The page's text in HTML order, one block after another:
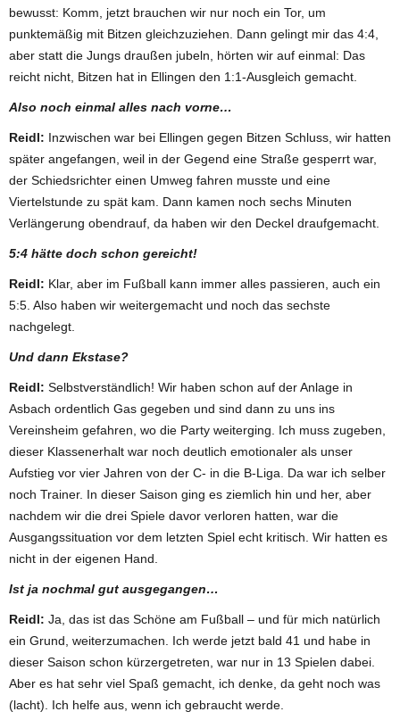
bewusst: Komm, jetzt brauchen wir nur noch ein Tor, um
punktemäßig mit Bitzen gleichzuziehen. Dann gelingt mir das 4:4,
aber statt die Jungs draußen jubeln, hörten wir auf einmal: Das
reicht nicht, Bitzen hat in Ellingen den 1:1-Ausgleich gemacht.
Also noch einmal alles nach vorne…
Reidl: Inzwischen war bei Ellingen gegen Bitzen Schluss, wir hatten
später angefangen, weil in der Gegend eine Straße gesperrt war,
der Schiedsrichter einen Umweg fahren musste und eine
Viertelstunde zu spät kam. Dann kamen noch sechs Minuten
Verlängerung obendrauf, da haben wir den Deckel draufgemacht.
5:4 hätte doch schon gereicht!
Reidl: Klar, aber im Fußball kann immer alles passieren, auch ein
5:5. Also haben wir weitergemacht und noch das sechste
nachgelegt.
Und dann Ekstase?
Reidl: Selbstverständlich! Wir haben schon auf der Anlage in
Asbach ordentlich Gas gegeben und sind dann zu uns ins
Vereinsheim gefahren, wo die Party weiterging. Ich muss zugeben,
dieser Klassenerhalt war noch deutlich emotionaler als unser
Aufstieg vor vier Jahren von der C- in die B-Liga. Da war ich selber
noch Trainer. In dieser Saison ging es ziemlich hin und her, aber
nachdem wir die drei Spiele davor verloren hatten, war die
Ausgangssituation vor dem letzten Spiel echt kritisch. Wir hatten es
nicht in der eigenen Hand.
Ist ja nochmal gut ausgegangen…
Reidl: Ja, das ist das Schöne am Fußball – und für mich natürlich
ein Grund, weiterzumachen. Ich werde jetzt bald 41 und habe in
dieser Saison schon kürzergetreten, war nur in 13 Spielen dabei.
Aber es hat sehr viel Spaß gemacht, ich denke, da geht noch was
(lacht). Ich helfe aus, wenn ich gebraucht werde.